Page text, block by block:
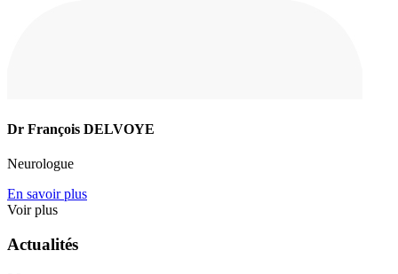
Dr François DELVOYE
Neurologue
En savoir plus
Voir plus
Actualités